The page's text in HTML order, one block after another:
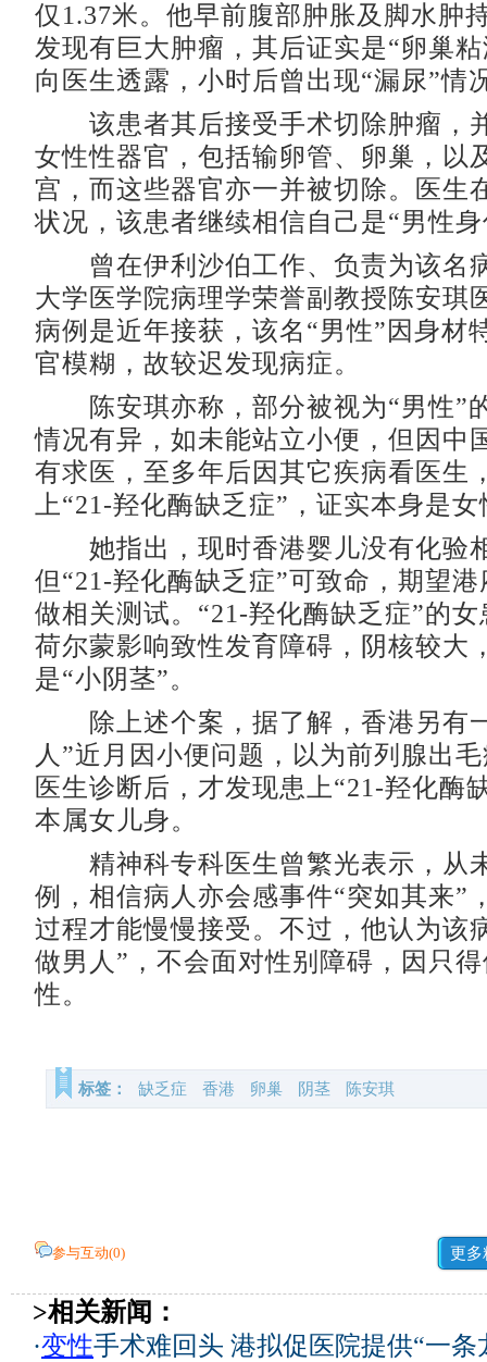
仅1.37米。他早前腹部肿胀及脚水肿
发现有巨大肿瘤，其后证实是“卵巢
向医生透露，小时后曾出现“漏尿”情
该患者其后接受手术切除肿瘤，
女性性器官，包括输卵管、卵巢，以
宫，而这些器官亦一并被切除。医生
状况，该患者继续相信自己是“男性
曾在伊利沙伯工作、负责为该名
大学医学院病理学荣誉副教授陈安琪
病例是近年接获，该名“男性”因身材
官模糊，故较迟发现病症。
陈安琪亦称，部分被视为“男性”
情况有异，如未能站立小便，但因中
有求医，至多年后因其它疾病看医生
上“21-羟化酶缺乏症”，证实本身是女
她指出，现时香港婴儿没有化验
但“21-羟化酶缺乏症”可致命，期望
做相关测试。“21-羟化酶缺乏症”的
荷尔蒙影响致性发育障碍，阴核较大
是“小阴茎”。
除上述个案，据了解，香港另有
人”近月因小便问题，以为前列腺出
医生诊断后，才发现患上“21-羟化酶
本属女儿身。
精神科专科医生曾繁光表示，从
例，相信病人亦会感事件“突如其来”
过程才能慢慢接受。不过，他认为该
做男人”，不会面对性别障碍，因只
性。
标签： 缺乏症 香港 卵巢 阴茎 陈安琪
参与互动(0) 更多
>相关新闻：
·变性手术难回头 港拟促医院提供“一条